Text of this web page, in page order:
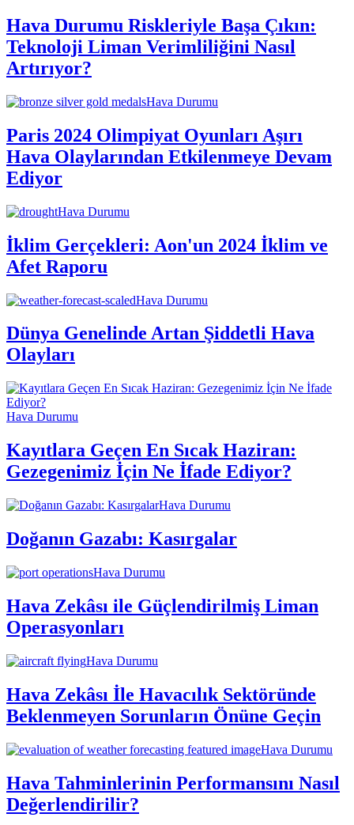
Hava Durumu Riskleriyle Başa Çıkın:
Teknoloji Liman Verimliliğini Nasıl
Artırıyor?
Hava Durumu
Paris 2024 Olimpiyat Oyunları Aşırı
Hava Olaylarından Etkilenmeye Devam
Ediyor
Hava Durumu
İklim Gerçekleri: Aon'un 2024 İklim ve
Afet Raporu
Hava Durumu
Dünya Genelinde Artan Şiddetli Hava
Olayları
Hava Durumu
Kayıtlara Geçen En Sıcak Haziran:
Gezegenimiz İçin Ne İfade Ediyor?
Hava Durumu
Doğanın Gazabı: Kasırgalar
Hava Durumu
Hava Zekâsı ile Güçlendirilmiş Liman
Operasyonları
Hava Durumu
Hava Zekâsı İle Havacılık Sektöründe
Beklenmeyen Sorunların Önüne Geçin
Hava Durumu
Hava Tahminlerinin Performansını Nasıl
Değerlendirilir?